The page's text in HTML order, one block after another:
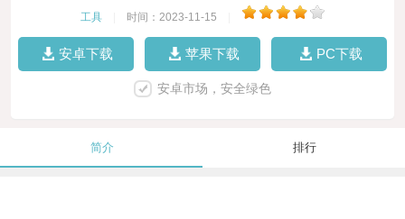
工具 时间：2023-11-15
安卓下载 苹果下载 PC下载
安卓市场，安全绿色
简介 排行